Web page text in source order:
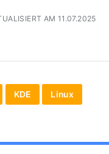
AM 11.07.2025
KDE Linux